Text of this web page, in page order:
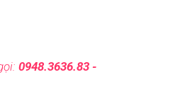
0948.3636.83 -